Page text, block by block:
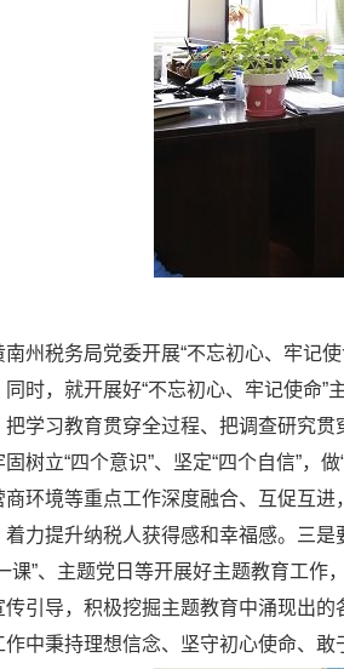
州税务局党委开展“不忘初心、牢记
时，就开展好“不忘初心、牢记使命
学习教育贯穿全过程、把调查研究
树立“四个意识”、坚定“四个自信”
环境等重点工作深度融合、互促互
力提升纳税人获得感和幸福感。三
课”、主题党日等开展好主题教育工
引导，积极挖掘主题教育中涌现出
中秉持理想信念、坚守初心使命、